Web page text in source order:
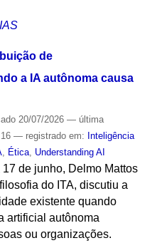
de
a IA autônoma causa
20/07/2026 — última
— registrado em: Inteligência
, Ética, Understanding AI
de junho, Delmo Mattos
do ITA, discutiu a
existente quando
artificial autônoma
ou organizações.